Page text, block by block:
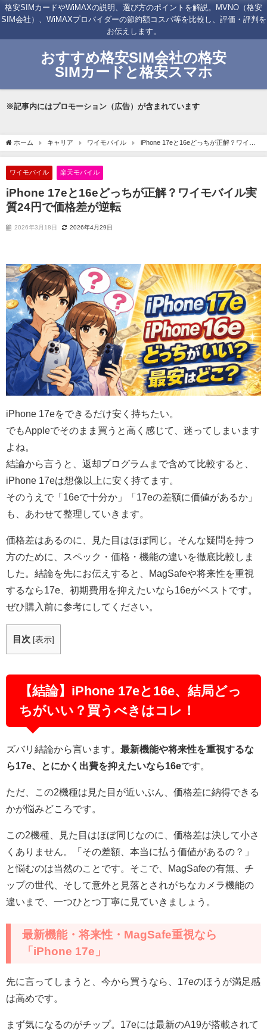
格安SIMカードやWiMAXの説明、選び方のポイントを解説。MVNO（格安
SIM会社）、WiMAXプロバイダーの節約額コスパ等を比較し、評価・評判を
お伝えします。
おすすめ格安SIM会社の格安
SIMカードと格安スマホ
※記事内にはプロモーション（広告）が含まれています
ホーム キャリア ワイモバイル
iPhone 17eと16eどっちが正解？ワイモ
バイル実質24円で価格差が逆転
ワイモバイル 楽天モバイル
iPhone 17eと16eどっちが正解？ワイモバイル実
質24円で価格差が逆転
2026年3月18日 2026年4月29日
iPhone 17eをできるだけ安く持ちたい。
でもAppleでそのまま買うと高く感じて、迷ってしまいます
よね。
結論から言うと、返却プログラムまで含めて比較すると、
iPhone 17eは想像以上に安く持てます。
そのうえで「16eで十分か」「17eの差額に価値があるか」
も、あわせて整理していきます。
価格差はあるのに、見た目はほぼ同じ。そんな疑問を持つ
方のために、スペック・価格・機能の違いを徹底比較しま
した。結論を先にお伝えすると、MagSafeや将来性を重視
するなら17e、初期費用を抑えたいなら16eがベストです。
ぜひ購入前に参考にしてください。
目次 [表示]
【結論】iPhone 17eと16e、結局どっ
ちがいい？買うべきはコレ！
ズバリ結論から言います。 最新機能や将来性を重視するな
ら17e、とにかく出費を抑えたいなら16eです。
ただ、この2機種は見た目が近いぶん、価格差に納得できる
かが悩みどころです。
この2機種、見た目はほぼ同じなのに、価格差は決して小さ
くありません。「その差額、本当に払う価値があるの？」
と悩むのは当然のことです。そこで、MagSafeの有無、チ
ップの世代、そして意外と見落とされがちなカメラ機能の
違いまで、一つひとつ丁寧に見ていきましょう。
最新機能・将来性・MagSafe重視なら
「iPhone 17e」
先に言ってしまうと、今から買うなら、17eのほうが満足感
は高めです。
まず気になるのがチップ。17eには最新のA19が搭載されて